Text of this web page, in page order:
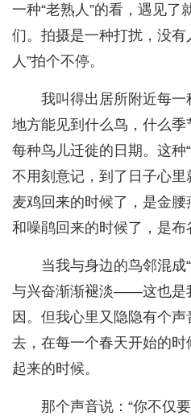
一种“老熟人”的看，遇见了
们。拍摄是一种打扰，没有
人”拍个不停。
我叫得出居所附近每
地方能见到什么鸟，什么
每种鸟儿迁徙的日期。这种
不用刻意记，到了日子心
麦鸡回来的时候了，是金
和噪鹃回来的时候了，是
当我与身边的鸟邻混成
与兴奋渐渐褪淡——这也是
因。但我心里又隐隐有个
去，在每一个春天开始的
起来的时候。
那个声音说：“你不仅